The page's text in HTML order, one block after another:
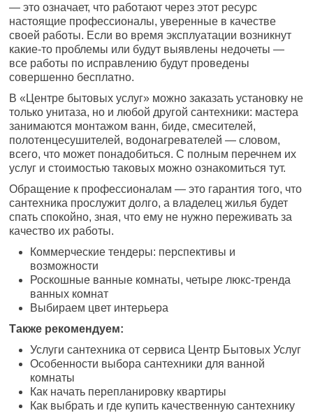
— это означает, что работают через этот ресурс
настоящие профессионалы, уверенные в качестве
своей работы. Если во время эксплуатации возникнут
какие-то проблемы или будут выявлены недочеты —
все работы по исправлению будут проведены
совершенно бесплатно.
В «Центре бытовых услуг» можно заказать установку не
только унитаза, но и любой другой сантехники: мастера
занимаются монтажом ванн, биде, смесителей,
полотенцесушителей, водонагревателей — словом,
всего, что может понадобиться. С полным перечнем их
услуг и стоимостью таковых можно ознакомиться тут.
Обращение к профессионалам — это гарантия того, что
сантехника прослужит долго, а владелец жилья будет
спать спокойно, зная, что ему не нужно переживать за
качество их работы.
Коммерческие тендеры: перспективы и
возможности
Роскошные ванные комнаты, четыре люкс-тренда
ванных комнат
Выбираем цвет интерьера
Также рекомендуем:
Услуги сантехника от сервиса Центр Бытовых Услуг
Особенности выбора сантехники для ванной
комнаты
Как начать перепланировку квартиры
Как выбрать и где купить качественную сантехнику